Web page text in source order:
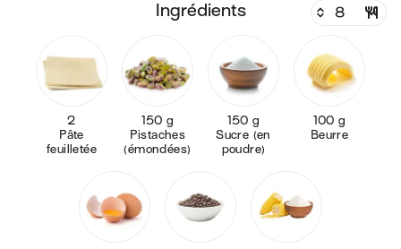
ingrédients
2
Pâte
feuilletée
150 g
Pistaches
(émondées)
150 g
Sucre (en
poudre)
100 g
Beurre